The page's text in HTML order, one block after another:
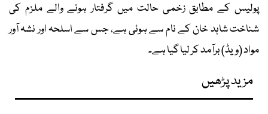
پولیس کے مطابق زخمی حالت میں گرفتار ہونے والے ملزم کی
شناخت شاہد خان کے نام سے ہوئی ہے، جس سے اسلحہ اور نشہ آور
مواد (ویڈ) برآمد کر لیا گیا ہے۔
مزید پڑھیں